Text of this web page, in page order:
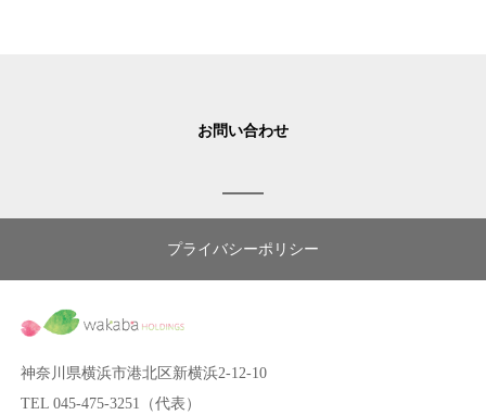
お問い合わせ
プライバシーポリシー
神奈川県横浜市港北区新横浜2-12-10
TEL 045-475-3251（代表）